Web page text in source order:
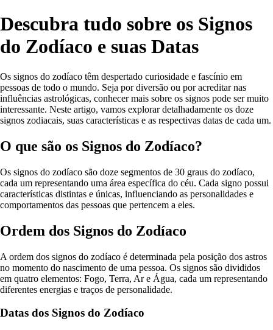
Descubra tudo sobre os Signos
do Zodíaco e suas Datas
Os signos do zodíaco têm despertado curiosidade e fascínio em
pessoas de todo o mundo. Seja por diversão ou por acreditar nas
influências astrológicas, conhecer mais sobre os signos pode ser muito
interessante. Neste artigo, vamos explorar detalhadamente os doze
signos zodiacais, suas características e as respectivas datas de cada um.
O que são os Signos do Zodíaco?
Os signos do zodíaco são doze segmentos de 30 graus do zodíaco,
cada um representando uma área específica do céu. Cada signo possui
características distintas e únicas, influenciando as personalidades e
comportamentos das pessoas que pertencem a eles.
Ordem dos Signos do Zodíaco
A ordem dos signos do zodíaco é determinada pela posição dos astros
no momento do nascimento de uma pessoa. Os signos são divididos
em quatro elementos: Fogo, Terra, Ar e Água, cada um representando
diferentes energias e traços de personalidade.
Datas dos Signos do Zodíaco